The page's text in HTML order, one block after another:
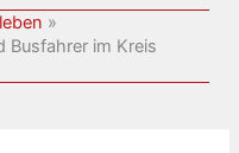
Busfahrer im Kreis